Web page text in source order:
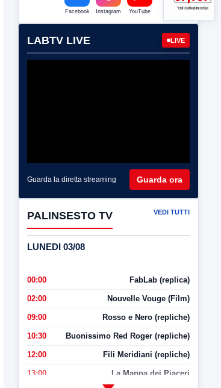
Facebook Instagram YouTube
LABTV LIVE LIVE
Guarda la diretta streaming Guarda ora
PALINSESTO TV VEDI TUTTI
LUNEDI 03/08
00:00 FabLab (replica)
02:00 Nouvelle Vouge (Film)
09:00 Rosso e Nero (repliche)
10:30 Buonissimo Red Roger (repliche)
12:00 Fili Meridiani (repliche)
13:00 La Mappa dei Piaceri